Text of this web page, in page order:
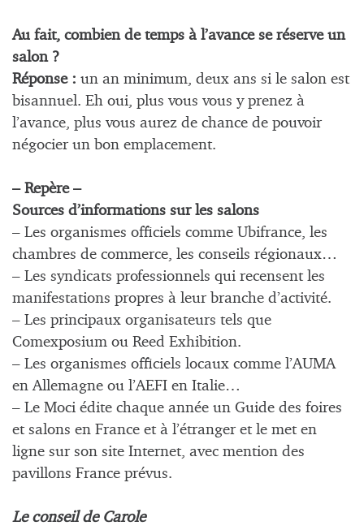
Au fait, combien de temps à l’avance se réserve un
salon ?
Réponse : un an minimum, deux ans si le salon est
bisannuel. Eh oui, plus vous vous y prenez à
l’avance, plus vous aurez de chance de pouvoir
négocier un bon emplacement.
– Repère –
Sources d’informations sur les salons
– Les organismes officiels comme Ubifrance, les
chambres de commerce, les conseils régionaux…
– Les syndicats professionnels qui recensent les
manifestations propres à leur branche d’activité.
– Les principaux organisateurs tels que
Comexposium ou Reed Exhibition.
– Les organismes officiels locaux comme l’AUMA
en Allemagne ou l’AEFI en Italie…
– Le Moci édite chaque année un Guide des foires
et salons en France et à l’étranger et le met en
ligne sur son site Internet, avec mention des
pavillons France prévus.
Le conseil de Carole